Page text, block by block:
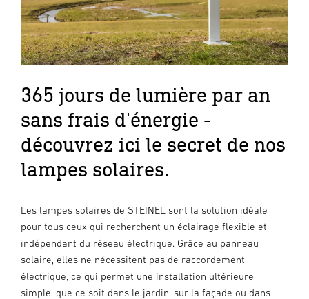
365 jours de lumière par an
sans frais d'énergie -
découvrez ici le secret de nos
lampes solaires.
Les lampes solaires de STEINEL sont la solution idéale
pour tous ceux qui recherchent un éclairage flexible et
indépendant du réseau électrique. Grâce au panneau
solaire, elles ne nécessitent pas de raccordement
électrique, ce qui permet une installation ultérieure
simple, que ce soit dans le jardin, sur la façade ou dans